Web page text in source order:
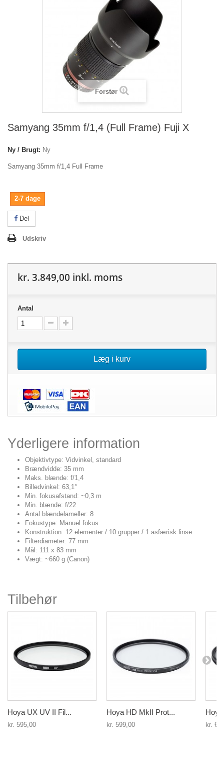
Forstør
Samyang 35mm f/1,4 (Full Frame) Fuji X
Ny / Brugt: Ny
Samyang 35mm f/1,4 Full Frame
2-7 dage
Del
Udskriv
kr. 3.849,00 inkl. moms
Antal
Læg i kurv
Yderligere information
Objektivtype: Vidvinkel, standard
Brændvidde: 35 mm
Maks. blænde: f/1,4
Billedvinkel: 63,1°
Min. fokusafstand: ~0,3 m
Min. blænde: f/22
Antal blændelameller: 8
Fokustype: Manuel fokus
Konstruktion: 12 elementer / 10 grupper / 1 asfærisk linse
Filterdiameter: 77 mm
Mål: 111 x 83 mm
Vægt: ~660 g (Canon)
Tilbehør
Hoya UX UV II Fil...
kr. 595,00
Hoya HD MkII Prot...
kr. 599,00 kr.